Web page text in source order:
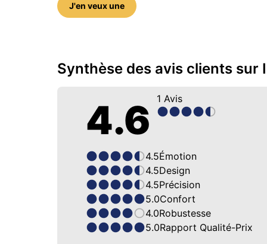
J'en veux une
5 photos sur ce modèle
Synthèse des avis clients sur
4.6 1 Avis
4.5Émotion
4.5Design
4.5Précision
5.0Confort
4.0Robustesse
5.0Rapport Qualité-Prix